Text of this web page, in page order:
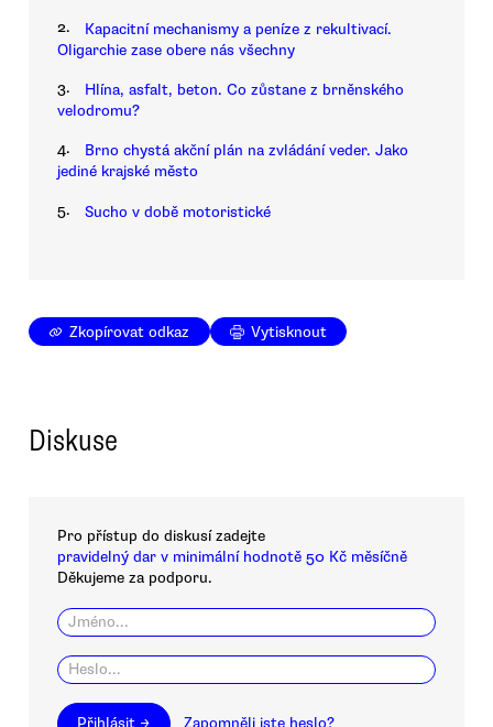
2.
Kapacitní mechanismy a peníze z rekultivací.
Oligarchie zase obere nás všechny
3.
Hlína, asfalt, beton. Co zůstane z brněnského
velodromu?
4.
Brno chystá akční plán na zvládání veder. Jako
jediné krajské město
5. Sucho v době motoristické
Zkopírovat odkaz Vytisknout
Diskuse
Pro přístup do diskusí zadejte
pravidelný dar v minimální hodnotě 50 Kč měsíčně
Děkujeme za podporu.
Přihlásit → Zapomněli jste heslo?